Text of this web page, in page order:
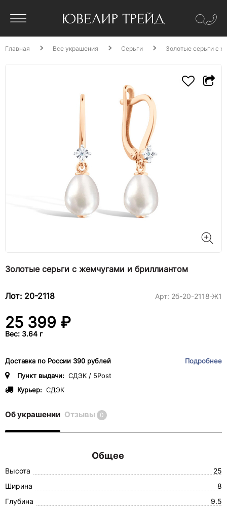
Главная Все украшения Серьги Золотые серьги с
Золотые серьги с жемчугами и бриллиантом
Лот: 20-2118 Арт: 2б-20-2118-Ж1
25 399 ₽
Вес: 3.64 г
Доставка по России 390 рублей
Подробнее
Пункт выдачи: СДЭК / 5Post
Курьер: СДЭК
Об украшении Отзывы 0
Общее
Высота
25
Ширина
8
Глубина
9.5